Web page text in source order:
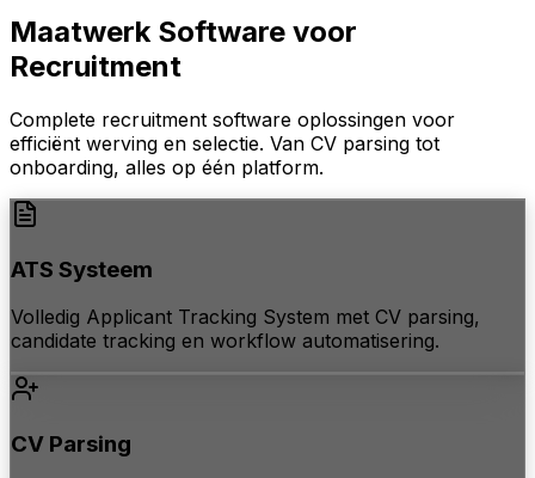
Maatwerk Software voor
Recruitment
Complete recruitment software oplossingen voor
efficiënt werving en selectie. Van CV parsing tot
onboarding, alles op één platform.
ATS Systeem
Volledig Applicant Tracking System met CV parsing,
candidate tracking en workflow automatisering.
CV Parsing